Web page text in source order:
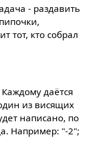
- раздавить
тот, кто собрал
даётся
из висящих
написано, по
Например: "-2";